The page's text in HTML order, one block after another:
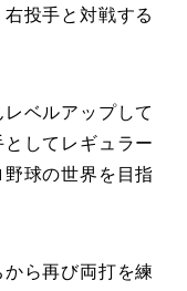
投手と対戦する
ベルアップして
してレギュラー
球の世界を目指
ら再び両打を練